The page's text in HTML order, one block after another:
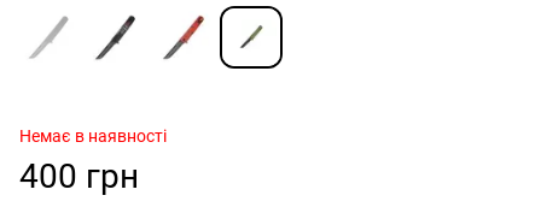
Немає в наявності
400 грн